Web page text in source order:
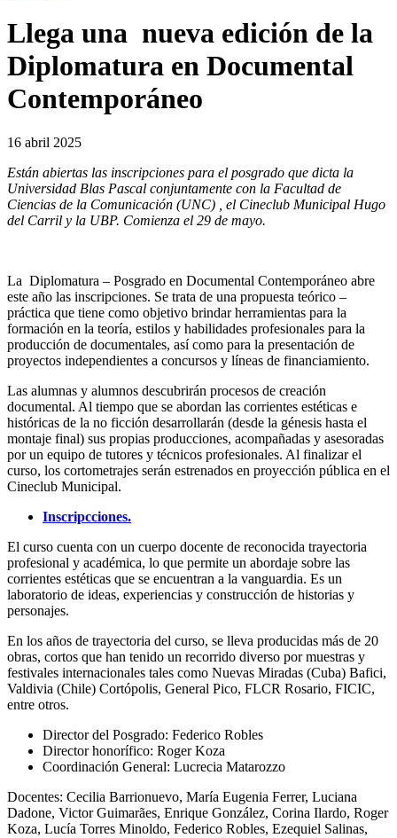
Llega una nueva edición de la
Diplomatura en Documental
Contemporáneo
16 abril 2025
Están abiertas las inscripciones para el posgrado que dicta la
Universidad Blas Pascal conjuntamente con la Facultad de
Ciencias de la Comunicación (UNC) , el Cineclub Municipal Hugo
del Carril y la UBP. Comienza el 29 de mayo.
La Diplomatura – Posgrado en Documental Contemporáneo abre
este año las inscripciones. Se trata de una propuesta teórico –
práctica que tiene como objetivo brindar herramientas para la
formación en la teoría, estilos y habilidades profesionales para la
producción de documentales, así como para la presentación de
proyectos independientes a concursos y líneas de financiamiento.
Las alumnas y alumnos descubrirán procesos de creación
documental. Al tiempo que se abordan las corrientes estéticas e
históricas de la no ficción desarrollarán (desde la génesis hasta el
montaje final) sus propias producciones, acompañadas y asesoradas
por un equipo de tutores y técnicos profesionales. Al finalizar el
curso, los cortometrajes serán estrenados en proyección pública en el
Cineclub Municipal.
Inscripcciones.
El curso cuenta con un cuerpo docente de reconocida trayectoria
profesional y académica, lo que permite un abordaje sobre las
corrientes estéticas que se encuentran a la vanguardia. Es un
laboratorio de ideas, experiencias y construcción de historias y
personajes.
En los años de trayectoria del curso, se lleva producidas más de 20
obras, cortos que han tenido un recorrido diverso por muestras y
festivales internacionales tales como Nuevas Miradas (Cuba) Bafici,
Valdivia (Chile) Cortópolis, General Pico, FLCR Rosario, FICIC,
entre otros.
Director del Posgrado: Federico Robles
Director honorífico: Roger Koza
Coordinación General: Lucrecia Matarozzo
Docentes: Cecilia Barrionuevo, María Eugenia Ferrer, Luciana
Dadone, Victor Guimarães, Enrique González, Corina Ilardo, Roger
Koza, Lucía Torres Minoldo, Federico Robles, Ezequiel Salinas,